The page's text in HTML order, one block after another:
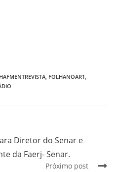
FOLHANOAR1
Diretor do Senar e
da Faerj- Senar.
Próximo post